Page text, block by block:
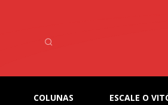
COLUNAS ESCALE O